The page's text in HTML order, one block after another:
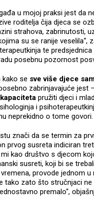
u mojoj praksi jest da
roditelja čija djeca se
strahova, zabrinutosti,
su se ranije veselila“,
te predsjednica
posebnu pozornost
kako se sve više djece
zabrinjavajuće jest
pružiti djeci i
i
neprekidno o tome govori.
znači da se termin za
prvog susreta indiciran
kao društvo s djecom
susreti, koji bi se
provode jednom
tako zato što stručnjaci
premalo“,